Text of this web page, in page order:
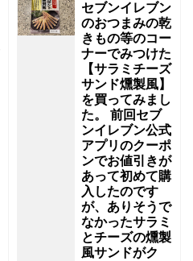
セブンイレブン
のおつまみの乾
きもの等のコー
ナーでみつけた
【サラミチーズ
サンド燻製風】
を買ってみまし
た。 前回セブ
ンイレブン公式
アプリのクーポ
ンでお値引きが
あって初めて購
入したのです
が、ありそうで
なかったサラミ
とチーズの燻製
風サンドがク